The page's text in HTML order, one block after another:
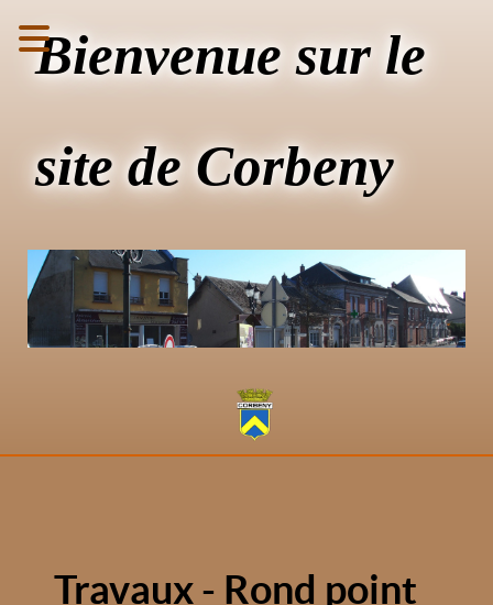
Bienvenue sur le
site de Corbeny
Travaux - Rond point